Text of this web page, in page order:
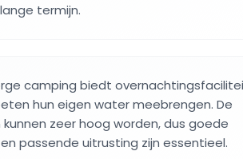
termijn.
camping biedt
hun eigen water meebrengen. De
zeer hoog worden, dus goede
passende uitrusting zijn essentieel.